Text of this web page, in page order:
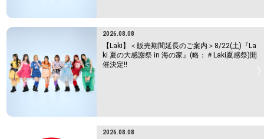
2026.08.08
【Laki】＜販売期間延長のご案内＞8/22(土)『La
ki 夏の大感謝祭 in 海の家』(略：＃Laki夏感祭)開
催決定!!
2026.08.08